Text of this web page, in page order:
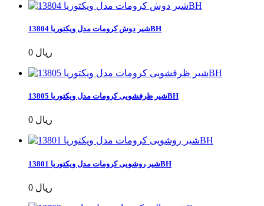
شیر دوش کرومات مدل ویکتوریا 13804BH
0 ریال
شیر ظرفشویی کرومات مدل ویکتوریا 13805BH
0 ریال
شیر روشویی کرومات مدل ویکتوریا 13801BH
0 ریال